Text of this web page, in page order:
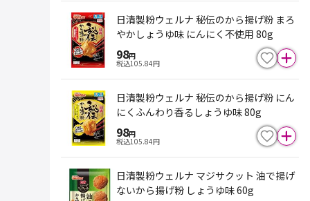
日清製粉ウェルナ 秘伝のから揚げ粉 まろ
やかしょうゆ味 にんにく不使用 80g
98円
税込105.84円
日清製粉ウェルナ 秘伝のから揚げ粉 にん
にくふんわり香るしょうゆ味 80g
98円
税込105.84円
日清製粉ウェルナ マジサクット 油で揚げ
ないから揚げ粉 しょうゆ味 60g